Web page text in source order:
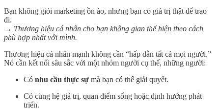
Bạn không giỏi marketing ồn ào, nhưng bạn có giá trị thật để trao
đi.
→ Thương hiệu cá nhân cho bạn không gian thể hiện theo cách
phù hợp nhất với mình.
Thương hiệu cá nhân mạnh không cần “hấp dẫn tất cả mọi người.”
Nó cần kết nối sâu sắc với một nhóm người cụ thể, những người:
Có nhu cầu thực sự mà bạn có thể giải quyết.
Có cùng hệ giá trị, quan điểm sống hoặc định hướng phát
triển.